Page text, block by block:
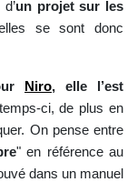
un projet sur les
se sont donc
Niro, elle l’est
ci, de plus en
On pense entre
" en référence au
dans un manuel